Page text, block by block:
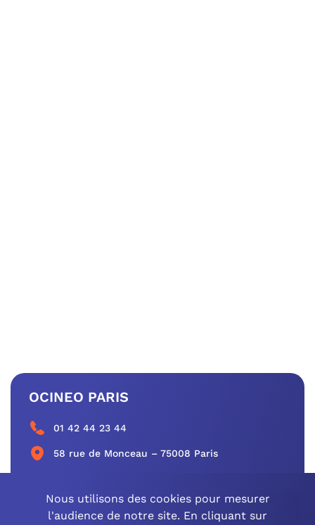
OCINEO PARIS
01 42 44 23 44
58 rue de Monceau – 75008 Paris
CONTACTEZ-NOUS
Nous utilisons des cookies pour mesurer
l'audience de notre site. En cliquant sur